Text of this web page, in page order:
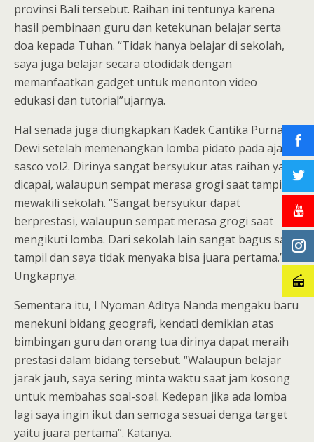
provinsi Bali tersebut. Raihan ini tentunya karena
hasil pembinaan guru dan ketekunan belajar serta
doa kepada Tuhan. “Tidak hanya belajar di sekolah,
saya juga belajar secara otodidak dengan
memanfaatkan gadget untuk menonton video
edukasi dan tutorial”ujarnya.
Hal senada juga diungkapkan Kadek Cantika Purnama
Dewi setelah memenangkan lomba pidato pada ajang
sasco vol2. Dirinya sangat bersyukur atas raihan yang
dicapai, walaupun sempat merasa grogi saat tampil
mewakili sekolah. “Sangat bersyukur dapat
berprestasi, walaupun sempat merasa grogi saat
mengikuti lomba. Dari sekolah lain sangat bagus saat
tampil dan saya tidak menyaka bisa juara pertama.”
Ungkapnya.
Sementara itu, I Nyoman Aditya Nanda mengaku baru
menekuni bidang geografi, kendati demikian atas
bimbingan guru dan orang tua dirinya dapat meraih
prestasi dalam bidang tersebut. “Walaupun belajar
jarak jauh, saya sering minta waktu saat jam kosong
untuk membahas soal-soal. Kedepan jika ada lomba
lagi saya ingin ikut dan semoga sesuai denga target
yaitu juara pertama”. Katanya.